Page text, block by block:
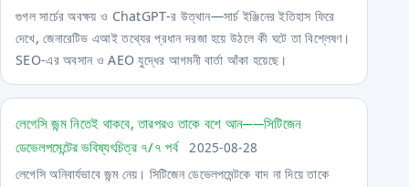
গুগল সার্চের অবক্ষয় ও ChatGPT-র উত্থান—সার্চ ইঞ্জিনের ইতিহাস ফিরে
দেখে, জেনারেটিভ এআই তথ্যের প্রধান দরজা হয়ে উঠলে কী ঘটে তা বিশ্লেষণ।
SEO-এর অবসান ও AEO যুদ্ধের আগমনী বার্তা আঁকা হয়েছে।
লেগেসি জন্ম নিতেই থাকবে, তারপরও তাকে বশে আন──সিটিজেন
ডেভেলপমেন্টের ভবিষ্যৎচিত্র ৭/৭ পর্ব
2025-08-28
লেগেসি অনিবার্যভাবে জন্ম নেয়। সিটিজেন ডেভেলপমেন্টকে বাদ না দিয়ে তাকে